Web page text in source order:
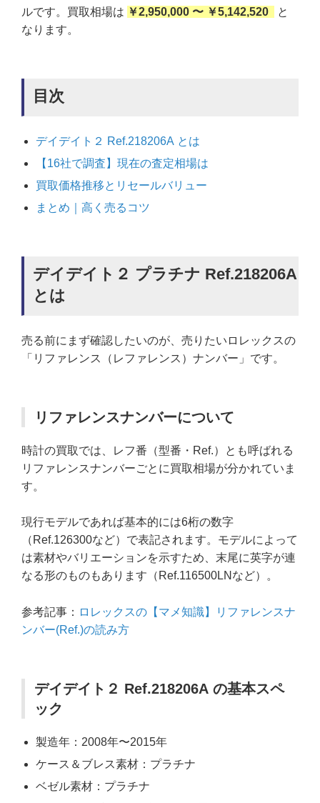
ルです。買取相場は ￥2,950,000 〜 ￥5,142,520
と
なります。
目次
デイデイト２ Ref.218206A とは
【16社で調査】現在の査定相場は
買取価格推移とリセールバリュー
まとめ｜高く売るコツ
デイデイト２ プラチナ Ref.218206A
とは
売る前にまず確認したいのが、売りたいロレックスの
「リファレンス（レファレンス）ナンバー」です。
リファレンスナンバーについて
時計の買取では、レフ番（型番・Ref.）とも呼ばれる
リファレンスナンバーごとに買取相場が分かれていま
す。
現行モデルであれば基本的には6桁の数字
（Ref.126300など）で表記されます。モデルによって
は素材やバリエーションを示すため、末尾に英字が連
なる形のものもあります（Ref.116500LNなど）。
参考記事： ロレックスの【マメ知識】リファレンスナ
ンバー(Ref.)の読み方
デイデイト２ Ref.218206A の基本スペ
ック
製造年：2008年〜2015年
ケース＆ブレス素材：プラチナ
ベゼル素材：プラチナ